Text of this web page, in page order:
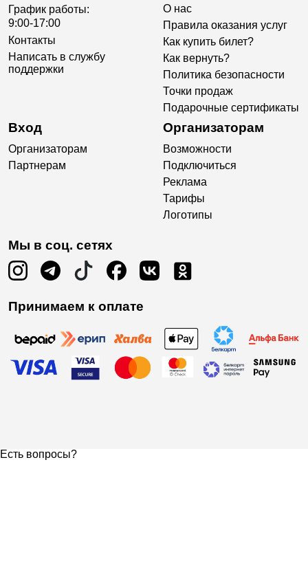
График работы:
9:00-17:00
Контакты
Написать в службу
поддержки
О нас
Правила оказания услуг
Как купить билет?
Как вернуть?
Политика безопасности
Точки продаж
Подарочные сертификаты
Вход
Организаторам
Партнерам
Организаторам
Возможности
Подключиться
Реклама
Тарифы
Логотипы
Мы в соц. сетях
Принимаем к оплате
Есть вопросы?